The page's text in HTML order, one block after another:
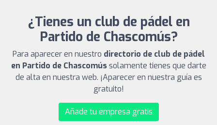
¿Tienes un club de pádel en
Partido de Chascomús?
Para aparecer en nuestro directorio de club de pádel
en Partido de Chascomús solamente tienes que darte
de alta en nuestra web. ¡Aparecer en nuestra guía es
gratuito!
Añade tu empresa gratis